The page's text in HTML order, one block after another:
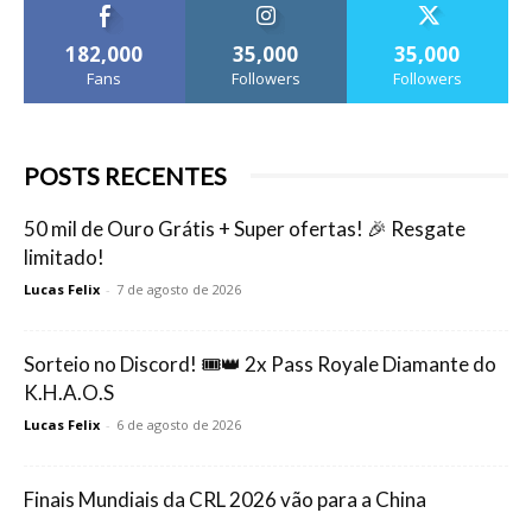
182,000
Fans
35,000
Followers
35,000
Followers
POSTS RECENTES
50 mil de Ouro Grátis + Super ofertas! 🎉 Resgate
limitado!
Lucas Felix - 7 de agosto de 2026
Sorteio no Discord! 🎟️👑 2x Pass Royale Diamante do
K.H.A.O.S
Lucas Felix - 6 de agosto de 2026
Finais Mundiais da CRL 2026 vão para a China